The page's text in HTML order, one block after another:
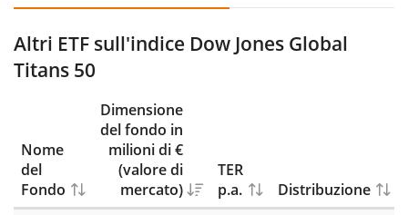
Altri ETF sull'indice Dow Jones Global
Titans 50
Nome
del
Fondo
Dimensione
del fondo in
milioni di €
(valore di
mercato)
TER
p.a.
Distribuzione